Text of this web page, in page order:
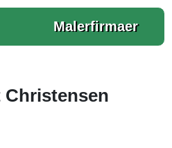
Malerfirmaer